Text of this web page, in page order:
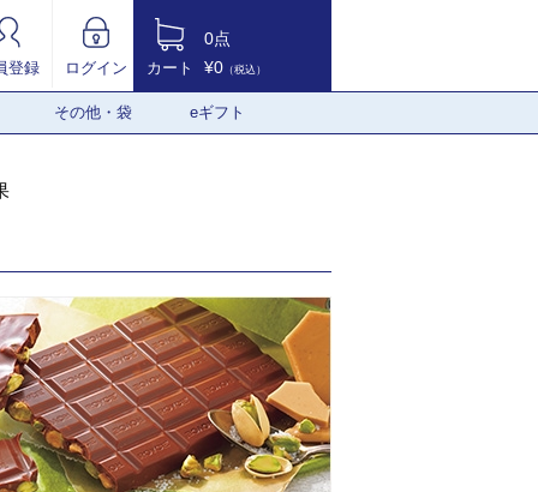
登録 ログイン カート
0点
¥0 （税込）
その他・袋 eギフト